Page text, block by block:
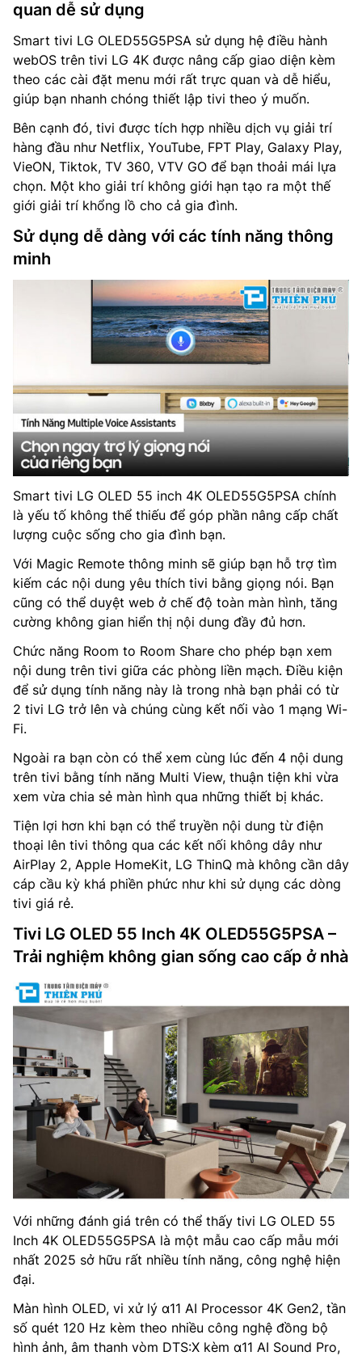
quan dễ sử dụng
Smart tivi LG OLED55G5PSA sử dụng hệ điều hành
webOS trên tivi LG 4K được nâng cấp giao diện kèm
theo các cài đặt menu mới rất trực quan và dễ hiểu,
giúp bạn nhanh chóng thiết lập tivi theo ý muốn.
Bên cạnh đó, tivi được tích hợp nhiều dịch vụ giải trí
hàng đầu như Netflix, YouTube, FPT Play, Galaxy Play,
VieON, Tiktok, TV 360, VTV GO để bạn thoải mái lựa
chọn. Một kho giải trí không giới hạn tạo ra một thế
giới giải trí khổng lồ cho cả gia đình.
Sử dụng dễ dàng với các tính năng thông
minh
Smart tivi LG OLED 55 inch 4K OLED55G5PSA chính
là yếu tố không thể thiếu để góp phần nâng cấp chất
lượng cuộc sống cho gia đình bạn.
Với Magic Remote thông minh sẽ giúp bạn hỗ trợ tìm
kiếm các nội dung yêu thích tivi bằng giọng nói. Bạn
cũng có thể duyệt web ở chế độ toàn màn hình, tăng
cường không gian hiển thị nội dung đầy đủ hơn.
Chức năng Room to Room Share cho phép bạn xem
nội dung trên tivi giữa các phòng liền mạch. Điều kiện
để sử dụng tính năng này là trong nhà bạn phải có từ
2 tivi LG trở lên và chúng cùng kết nối vào 1 mạng Wi-
Fi.
Ngoài ra bạn còn có thể xem cùng lúc đến 4 nội dung
trên tivi bằng tính năng Multi View, thuận tiện khi vừa
xem vừa chia sẻ màn hình qua những thiết bị khác.
Tiện lợi hơn khi bạn có thể truyền nội dung từ điện
thoại lên tivi thông qua các kết nối không dây như
AirPlay 2, Apple HomeKit, LG ThinQ mà không cần dây
cáp cầu kỳ khá phiền phức như khi sử dụng các dòng
tivi giá rẻ.
Tivi LG OLED 55 Inch 4K OLED55G5PSA –
Trải nghiệm không gian sống cao cấp ở nhà
Với những đánh giá trên có thể thấy tivi LG OLED 55
Inch 4K OLED55G5PSA là một mẫu cao cấp mẫu mới
nhất 2025 sở hữu rất nhiều tính năng, công nghệ hiện
đại.
Màn hình OLED, vi xử lý α11 AI Processor 4K Gen2, tần
số quét 120 Hz kèm theo nhiều công nghệ đồng bộ
hình ảnh, âm thanh vòm DTS:X kèm α11 AI Sound Pro,